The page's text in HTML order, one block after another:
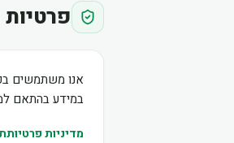
אנו משתמשים
במידע בהתאם
מדיניות פרטיות